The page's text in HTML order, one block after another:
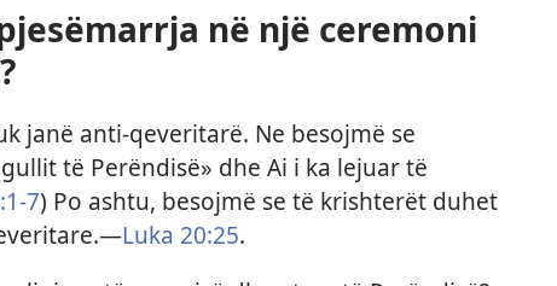
në një ceremoni
janë anti-qeveritarë. Ne besojmë se
të Perëndisë» dhe Ai i ka lejuar të
7) Po ashtu, besojmë se të krishterët duhet
Luka 20:25.